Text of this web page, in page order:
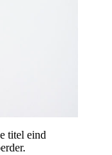
titel eind